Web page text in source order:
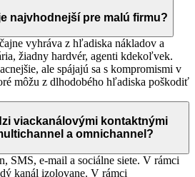
najvhodnejší pre malú firmu?
vyhráva z hľadiska nákladov a
žiadny hardvér, agenti kdekoľvek.
ale spájajú sa s kompromismi v
môžu z dlhodobého hľadiska poškodiť
viackanálovými kontaktnými
a omnichannel?
SMS, e-mail a sociálne siete. V rámci
kanál izolovane. V rámci